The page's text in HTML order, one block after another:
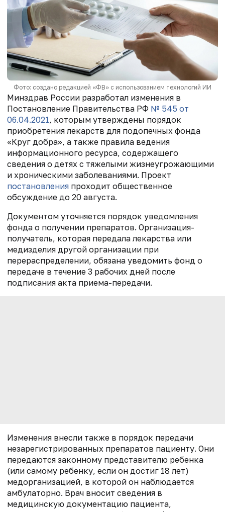
Фото: создано редакцией «ФВ» с использованием технологий ИИ
Минздрав России разработал изменения в
Постановление Правительства РФ № 545 от
06.04.2021, которым утверждены порядок
приобретения лекарств для подопечных фонда
«Круг добра», а также правила ведения
информационного ресурса, содержащего
сведения о детях с тяжелыми жизнеугрожающими
и хроническими заболеваниями. Проект
постановления проходит общественное
обсуждение до 20 августа.
Документом уточняется порядок уведомления
фонда о получении препаратов. Организация-
получатель, которая передала лекарства или
медизделия другой организации при
перераспределении, обязана уведомить фонд о
передаче в течение 3 рабочих дней после
подписания акта приема-передачи.
Изменения внесли также в порядок передачи
незарегистрированных препаратов пациенту. Они
передаются законному представителю ребенка
(или самому ребенку, если он достиг 18 лет)
медорганизацией, в которой он наблюдается
амбулаторно. Врач вносит сведения в
медицинскую документацию пациента,